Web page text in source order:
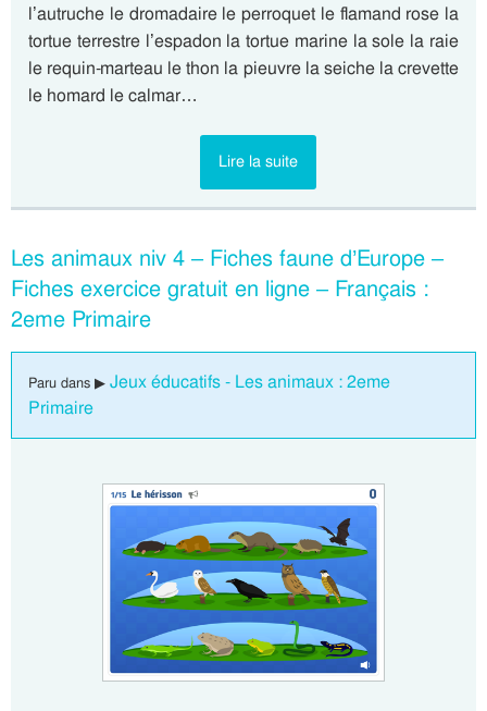
l’autruche le dromadaire le perroquet le flamand rose la
tortue terrestre l’espadon la tortue marine la sole la raie
le requin-marteau le thon la pieuvre la seiche la crevette
le homard le calmar…
Lire la suite
Les animaux niv 4 – Fiches faune d’Europe –
Fiches exercice gratuit en ligne – Français :
2eme Primaire
Paru dans ▶ Jeux éducatifs - Les animaux : 2eme
Primaire